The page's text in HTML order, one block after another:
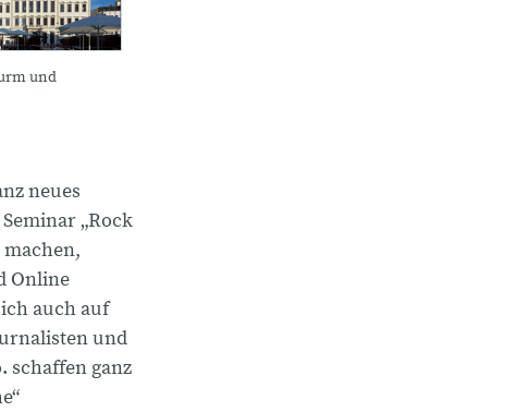
und
neues
„Rock
Online
auch auf
und
schaffen ganz